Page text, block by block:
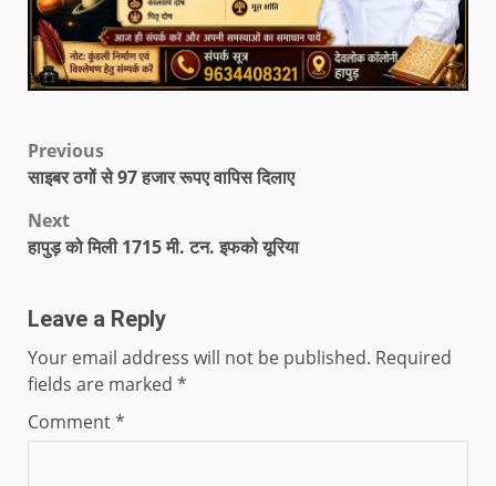
Previous
साइबर ठगों से 97 हजार रूपए वापिस दिलाए
Next
हापुड़ को मिली 1715 मी. टन. इफको यूरिया
Leave a Reply
Your email address will not be published. Required
fields are marked *
Comment*